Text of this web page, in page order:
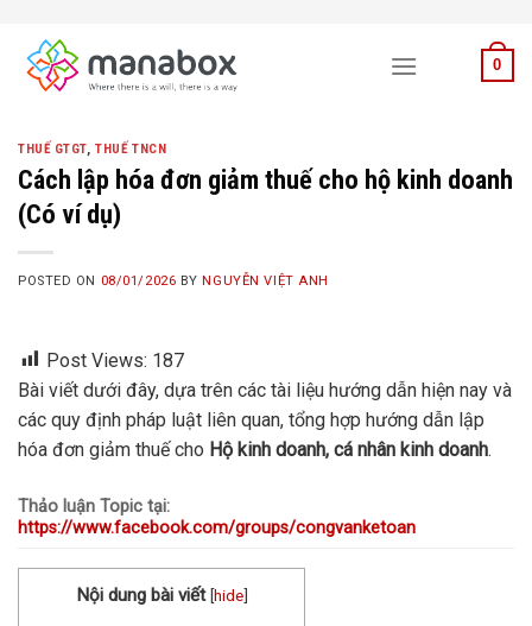
content
0
THUẾ GTGT,THUẾ TNCN
Cách lập hóa đơn giảm thuế cho hộ kinh doanh
(Có ví dụ)
POSTED ON 08/01/2026 BYNGUYỄN VIỆT ANH
Post Views: 187
Bài viết dưới đây, dựa trên các tài liệu hướng dẫn hiện nay và
các quy định pháp luật liên quan, tổng hợp hướng dẫn lập
hóa đơn giảm thuế cho Hộ kinh doanh, cá nhân kinh doanh.
Thảo luận Topic tại:
https://www.facebook.com/groups/congvanketoan
Nội dung bài viết [hide]